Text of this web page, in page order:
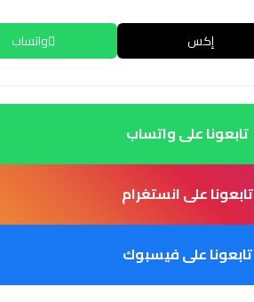
إكس واتساب
تابعونا على واتساب
تابعونا على انستغرام
تابعونا على فيسبوك